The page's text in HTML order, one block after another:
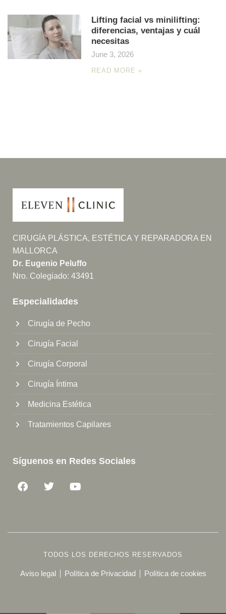
Lifting facial vs minilifting:
diferencias, ventajas y cuál
necesitas
June 3, 2026
READ MORE »
CIRUGÍA PLÁSTICA, ESTÉTICA Y REPARADORA EN
MALLORCA
Dr. Eugenio Peluffo
Nro. Colegiado: 43491
Especialidades
Cirugía de Pecho
Cirugía Facial
Cirugía Corporal
Cirugía Íntima
Medicina Estética
Tratamientos Capilares
Síguenos en Redes Sociales
TODOS LOS DERECHOS RESERVADOS
Aviso legal Política de Privacidad Política de cookies